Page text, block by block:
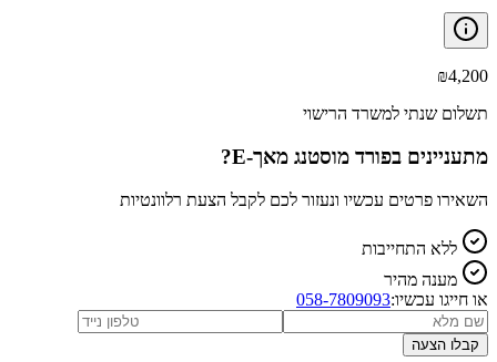
₪4,200
תשלום שנתי למשרד הרישוי
מתעניינים בפורד מוסטנג מאך-E ?
השאירו פרטים עכשיו ונעזור לכם לקבל הצעת רלוונטיות
ללא התחייבות
מענה מהיר
או חייגו עכשיו:058-7809093
קבלו הצעה